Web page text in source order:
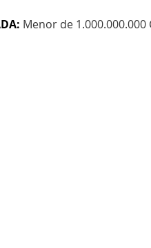
Menor de 1.000.000.000